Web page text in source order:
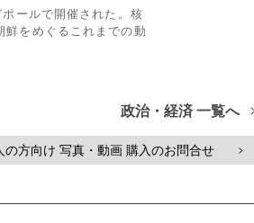
ールで開催された。核
鮮をめぐるこれまでの動
政治・経済 一覧へ
の方向け 写真・動画 購入のお問合せ >